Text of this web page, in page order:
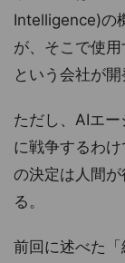
Intelligence)の
が、そこで使
という会社が開
ただし、AIエ
に戦争するわ
の決定は人間
る。
前回に述べた